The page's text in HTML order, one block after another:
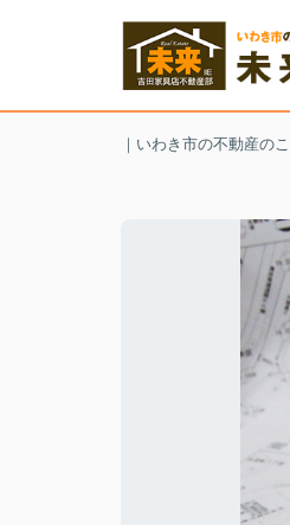
｜いわき市の不動産の